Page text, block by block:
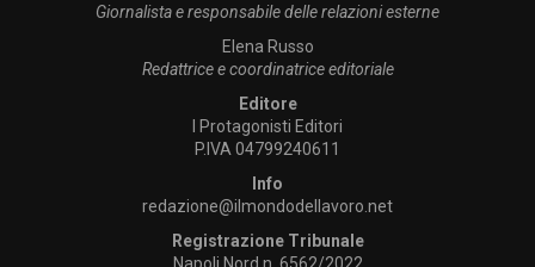
Giornalista e responsabile delle relazioni esterne
Elena Russo
Redattrice e coordinatrice editoriale
Editore
I Protagonisti Editori
P.IVA 04799240611
Info
redazione@ilmondodellavoro.net
Registrazione Tribunale
Napoli Nord n. 6562/2022